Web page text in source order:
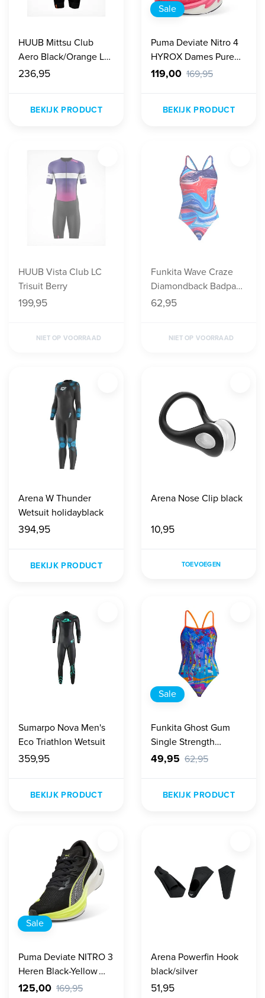
HUUB Mittsu Club
Aero Black/Orange LC
Trisuit
236,95
BEKIJK PRODUCT
Sale
Puma Deviate Nitro 4
HYROX Dames Pure
Pink-white
119,00 169,95
BEKIJK PRODUCT
HUUB Vista Club LC
Trisuit Berry
199,95
NIET OP VOORRAAD
Funkita Wave Craze
Diamondback Badpak
Dames
62,95
NIET OP VOORRAAD
Arena W Thunder
Wetsuit holidayblack
394,95
BEKIJK PRODUCT
Arena Nose Clip black
10,95
TOEVOEGEN
Sumarpo Nova Men's
Eco Triathlon Wetsuit
359,95
BEKIJK PRODUCT
Sale
Funkita Ghost Gum
Single Strength
Badpak Dames
49,95 62,95
BEKIJK PRODUCT
Sale
Puma Deviate NITRO 3
Heren Black-Yellow
Alert
125,00 169,95
Arena Powerfin Hook
black/silver
51,95